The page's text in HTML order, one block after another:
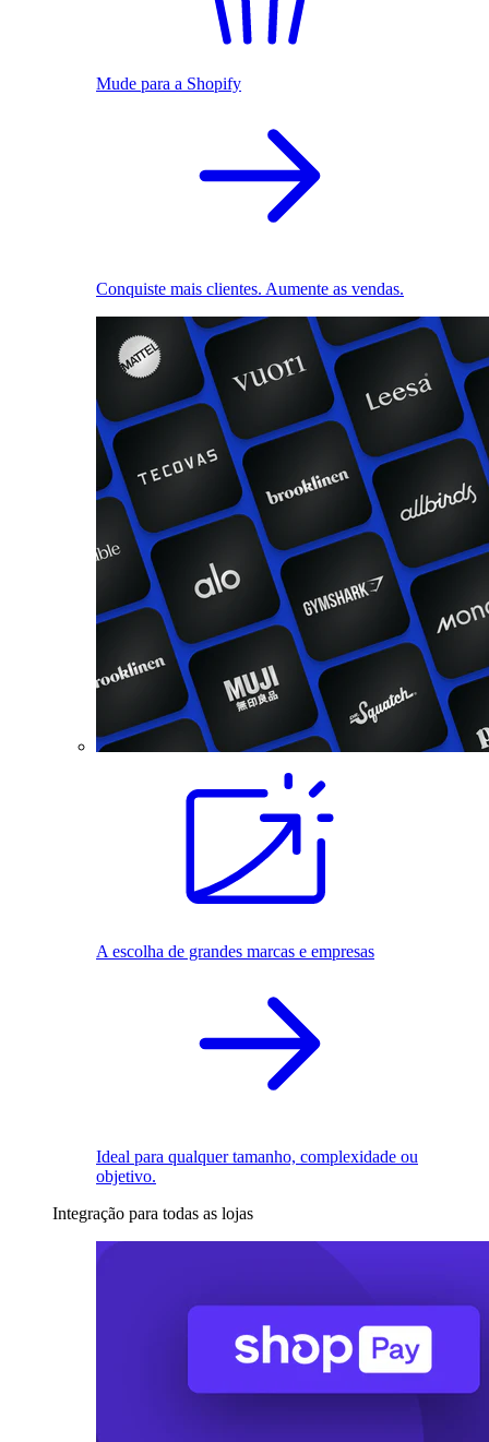
Mude para a Shopify
Conquiste mais clientes. Aumente as vendas.
A escolha de grandes marcas e empresas
Ideal para qualquer tamanho, complexidade ou
objetivo.
Integração para todas as lojas